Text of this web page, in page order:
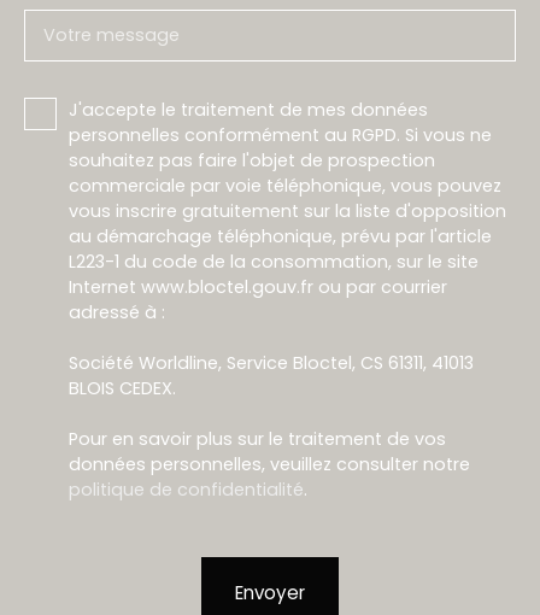
Votre message
J'accepte le traitement de mes données
personnelles conformément au RGPD. Si vous ne
souhaitez pas faire l'objet de prospection
commerciale par voie téléphonique, vous pouvez
vous inscrire gratuitement sur la liste d'opposition
au démarchage téléphonique, prévu par l'article
L223-1 du code de la consommation, sur le site
Internet www.bloctel.gouv.fr ou par courrier
adressé à :
Société Worldline, Service Bloctel, CS 61311, 41013
BLOIS CEDEX.
Pour en savoir plus sur le traitement de vos
données personnelles, veuillez consulter notre
politique de confidentialité.
Envoyer